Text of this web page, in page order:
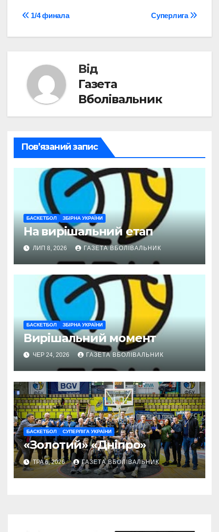
Навігація
записів
Суперлига
1/4 финала
Від
Газета
Вболівальник
Пов’язаний запис
БАСКЕТБОЛ ЗБІРНА УКРАЇНИ
На вирішальний етап
ЛИП 8, 2026 ГАЗЕТА ВБОЛІВАЛЬНИК
БАСКЕТБОЛ ЗБІРНА УКРАЇНИ
Вирішальний момент
ЧЕР 24, 2026 ГАЗЕТА ВБОЛІВАЛЬНИК
БАСКЕТБОЛ СУПЕРЛІГА УКРАЇНИ
«Золотий» «Дніпро»
ТРА 6, 2026 ГАЗЕТА ВБОЛІВАЛЬНИК